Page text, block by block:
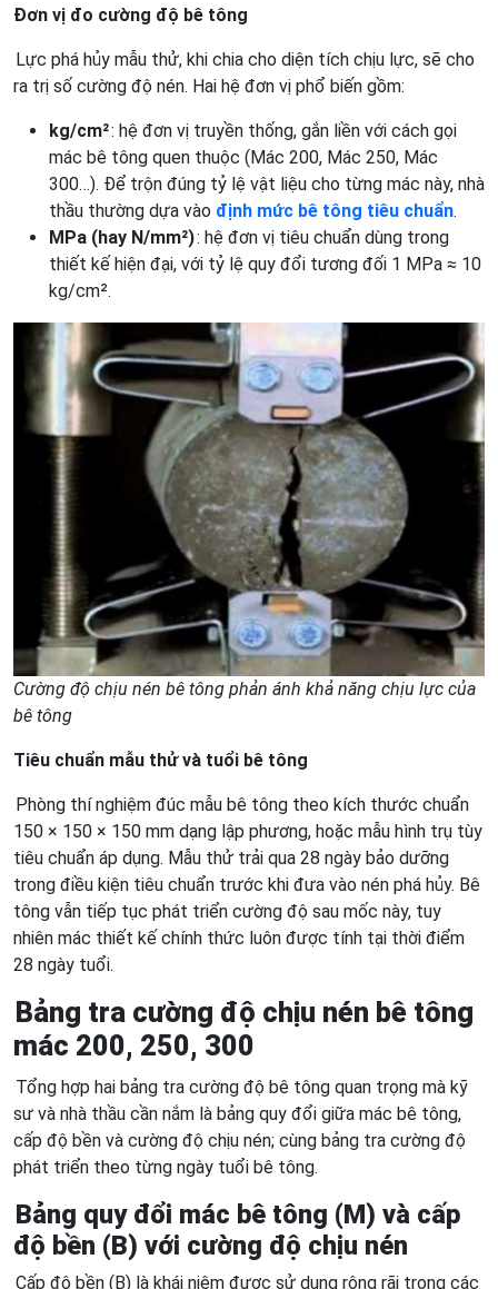
Đơn vị đo cường độ bê tông
Lực phá hủy mẫu thử, khi chia cho diện tích chịu lực, sẽ cho
ra trị số cường độ nén. Hai hệ đơn vị phổ biến gồm:
kg/cm²: hệ đơn vị truyền thống, gắn liền với cách gọi
mác bê tông quen thuộc (Mác 200, Mác 250, Mác
300…). Để trộn đúng tỷ lệ vật liệu cho từng mác này, nhà
thầu thường dựa vào định mức bê tông tiêu chuẩn.
MPa (hay N/mm²): hệ đơn vị tiêu chuẩn dùng trong
thiết kế hiện đại, với tỷ lệ quy đổi tương đối 1 MPa ≈ 10
kg/cm².
Cường độ chịu nén bê tông phản ánh khả năng chịu lực của
bê tông
Tiêu chuẩn mẫu thử và tuổi bê tông
Phòng thí nghiệm đúc mẫu bê tông theo kích thước chuẩn
150 × 150 × 150 mm dạng lập phương, hoặc mẫu hình trụ tùy
tiêu chuẩn áp dụng. Mẫu thử trải qua 28 ngày bảo dưỡng
trong điều kiện tiêu chuẩn trước khi đưa vào nén phá hủy. Bê
tông vẫn tiếp tục phát triển cường độ sau mốc này, tuy
nhiên mác thiết kế chính thức luôn được tính tại thời điểm
28 ngày tuổi.
Bảng tra cường độ chịu nén bê tông
mác 200, 250, 300
Tổng hợp hai bảng tra cường độ bê tông quan trọng mà kỹ
sư và nhà thầu cần nắm là bảng quy đổi giữa mác bê tông,
cấp độ bền và cường độ chịu nén; cùng bảng tra cường độ
phát triển theo từng ngày tuổi bê tông.
Bảng quy đổi mác bê tông (M) và cấp
độ bền (B) với cường độ chịu nén
Cấp độ bền (B) là khái niệm được sử dụng rộng rãi trong các